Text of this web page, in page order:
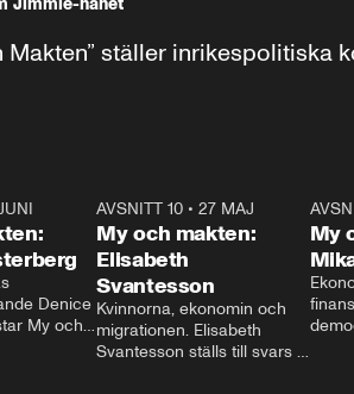
Makten” ställer
23:40
Denice
My och
AVSNITT 10 •27 MAJ
My och makten:
Elisabeth
Svantesson
Kvinnorna, ekonomin och
migrationen. Elisabeth
Svantesson ställs till svars
My